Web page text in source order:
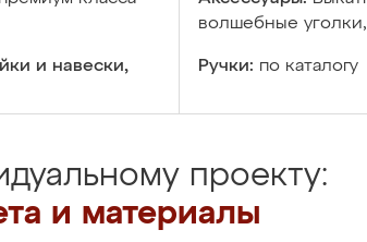
волшебные
и навески,
Ручки: по каталогу
проекту:
и материалы